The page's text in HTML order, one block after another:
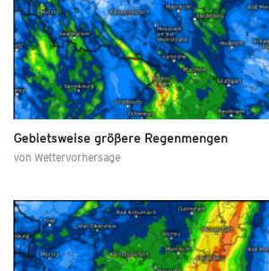
Gebietsweise größere Regenmengen
von Wettervorhersage